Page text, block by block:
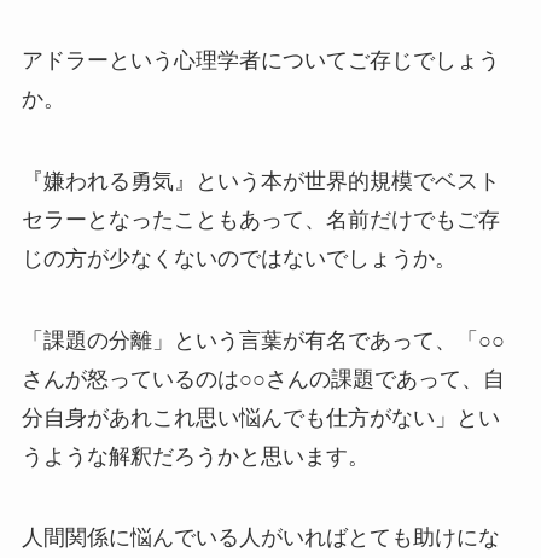
アドラーという心理学者についてご存じでしょう
か。
『嫌われる勇気』という本が世界的規模でベスト
セラーとなったこともあって、名前だけでもご存
じの方が少なくないのではないでしょうか。
「課題の分離」という言葉が有名であって、「○○
さんが怒っているのは○○さんの課題であって、自
分自身があれこれ思い悩んでも仕方がない」とい
うような解釈だろうかと思います。
人間関係に悩んでいる人がいればとても助けにな